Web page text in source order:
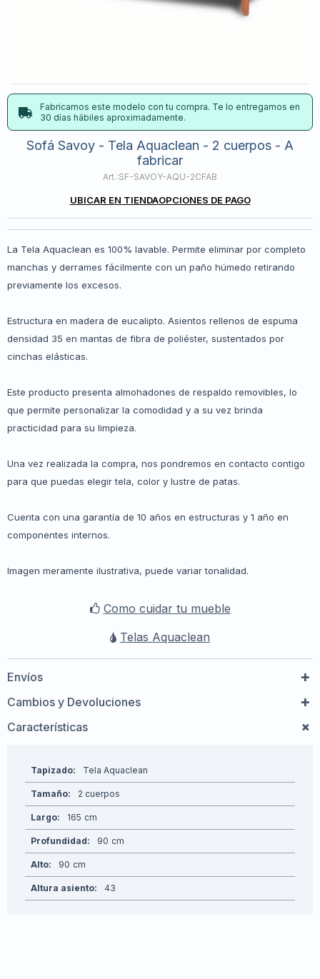
Fabricamos este modelo con tu compra. Te lo entregamos en
30 días hábiles aproximadamente.
Sofá Savoy - Tela Aquaclean - 2 cuerpos - A
fabricar
SF-SAVOY-AQU-2CFAB
UBICAR EN TIENDAOPCIONES DE PAGO
La Tela Aquaclean es 100% lavable. Permite eliminar por completo
manchas y derrames fácilmente con un paño húmedo retirando
previamente los excesos.
Estructura en madera de eucalipto. Asientos rellenos de espuma
densidad 35 en mantas de fibra de poliéster, sustentados por
cinchas elásticas.
Este producto presenta almohadones de respaldo removibles, lo
que permite personalizar la comodidad y a su vez brinda
practicidad para su limpieza.
Una vez realizada la compra, nos pondremos en contacto contigo
para que puedas elegir tela, color y lustre de patas.
Cuenta con una garantía de 10 años en estructuras y 1 año en
componentes internos.
Imagen meramente ilustrativa, puede variar tonalidad.
Como cuidar tu mueble
Telas Aquaclean
Envíos
Cambios y Devoluciones
Características
Tapizado Tela Aquaclean
Tamaño 2 cuerpos
Largo 165
Profundidad 90
Alto 90
Altura asiento 43